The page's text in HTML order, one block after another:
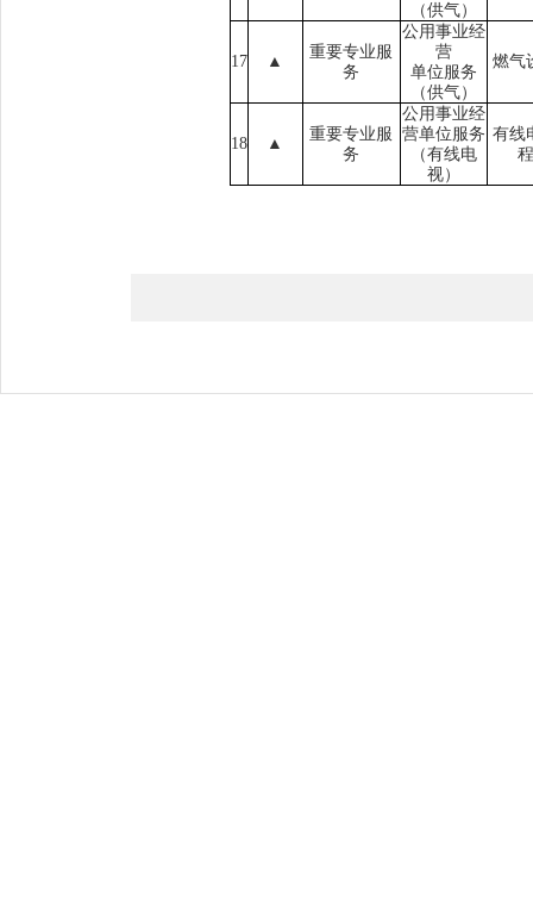
（供气）
17 ▲
重要专业服
务
公用事业经
营
单位服务
（供气）
燃气
18 ▲
重要专业服
务
公用事业经
营单位服务
（有线电
视）
有线